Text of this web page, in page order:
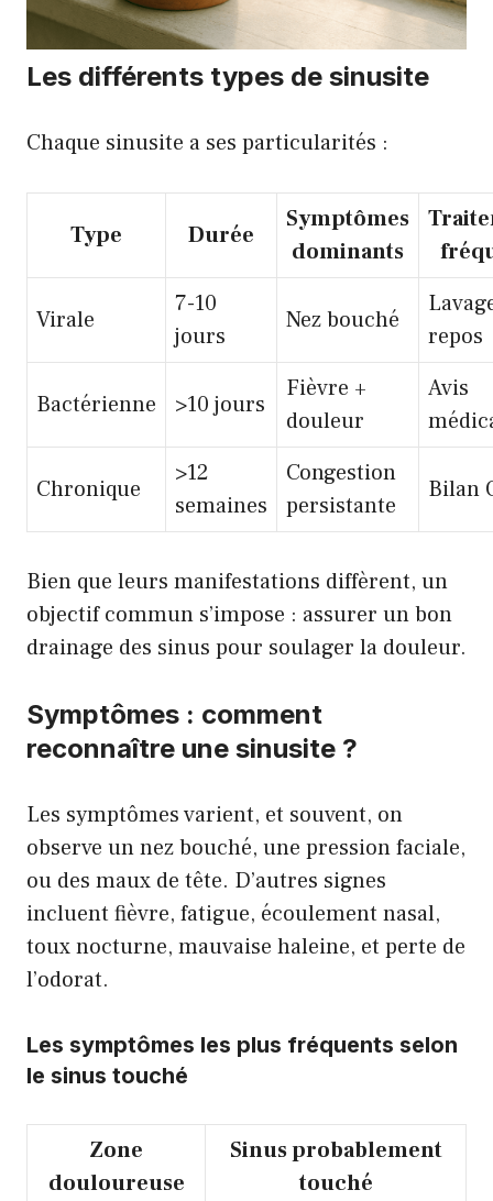
Les différents types de sinusite
Chaque sinusite a ses particularités :
Type Durée
Symptômes
dominants
Virale
7-10
jours
Nez bouché
repos
Bactérienne >10 jours
Fièvre +
douleur
Avis
Chronique
>12
semaines
Congestion
persistante
Bilan
Bien que leurs manifestations diffèrent, un
objectif commun s’impose : assurer un bon
drainage des sinus pour soulager la douleur.
Symptômes : comment
reconnaître une sinusite ?
Les symptômes varient, et souvent, on
observe un nez bouché, une pression faciale,
ou des maux de tête. D’autres signes
incluent fièvre, fatigue, écoulement nasal,
toux nocturne, mauvaise haleine, et perte de
l’odorat.
Les symptômes les plus fréquents selon
le sinus touché
Zone
douloureuse
Sinus probablement
touché